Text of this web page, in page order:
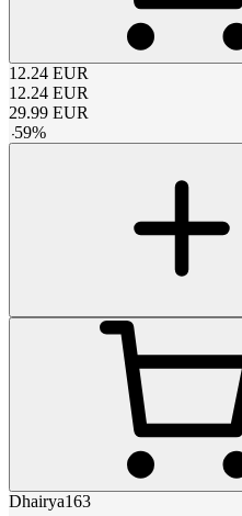
12.24 EUR
12.24 EUR
29.99 EUR
-59%
Dhairya163